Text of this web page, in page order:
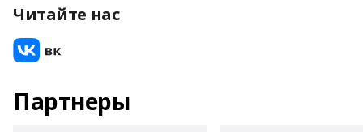
Читайте нас
Партнеры